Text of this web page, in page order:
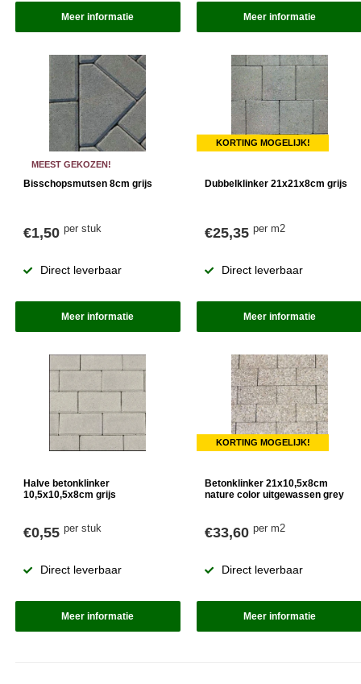
Meer informatie Meer informatie
MEEST GEKOZEN!
Bisschopsmutsen 8cm grijs
€1,50 per stuk
Direct leverbaar
Meer informatie
KORTING MOGELIJK!
Dubbelklinker 21x21x8cm grijs
€25,35 per m2
Direct leverbaar
Meer informatie
Halve betonklinker
10,5x10,5x8cm grijs
€0,55 per stuk
Direct leverbaar
Meer informatie
KORTING MOGELIJK!
Betonklinker 21x10,5x8cm
nature color uitgewassen grey
€33,60 per m2
Direct leverbaar
Meer informatie